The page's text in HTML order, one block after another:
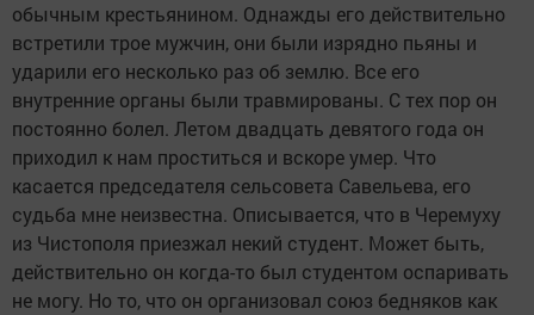
обычным крестьянином. Однажды его действительно
встретили трое мужчин, они были изрядно пьяны и
ударили его несколько раз об землю. Все его
внутренние органы были травмированы. С тех пор он
постоянно болел. Летом двадцать девятого года он
приходил к нам проститься и вскоре умер. Что
касается председателя сельсовета Савельева, его
судьба мне неизвестна. Описывается, что в Черемуху
из Чистополя приезжал некий студент. Может быть,
действительно он когда-то был студентом оспаривать
не могу. Но то, что он организовал союз бедняков как